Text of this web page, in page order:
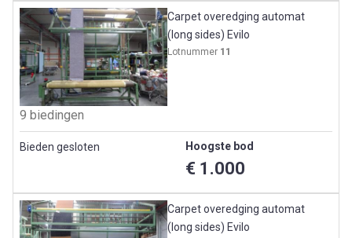
Carpet overedging automat
(long sides) Evilo
Lotnummer 11
9 biedingen
Bieden gesloten Hoogste bod
€ 1.000
Carpet overedging automat
(long sides) Evilo